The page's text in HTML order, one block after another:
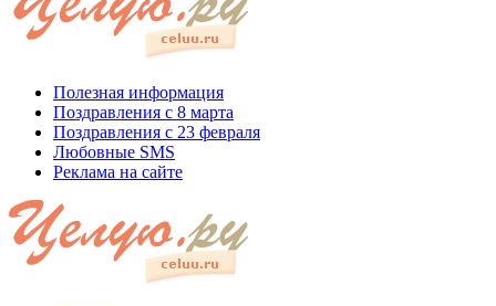
Полезная информация
Поздравления с 8 марта
Поздравления с 23 февраля
Любовные SMS
Реклама на сайте